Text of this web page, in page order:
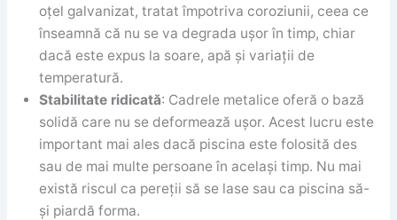
oțel galvanizat, tratat împotriva coroziunii, ceea ce
înseamnă că nu se va degrada ușor în timp, chiar
dacă este expus la soare, apă și variații de
temperatură.
Stabilitate ridicată: Cadrele metalice oferă o bază
solidă care nu se deformează ușor. Acest lucru este
important mai ales dacă piscina este folosită des
sau de mai multe persoane în același timp. Nu mai
există riscul ca pereții să se lase sau ca piscina să-
și piardă forma.